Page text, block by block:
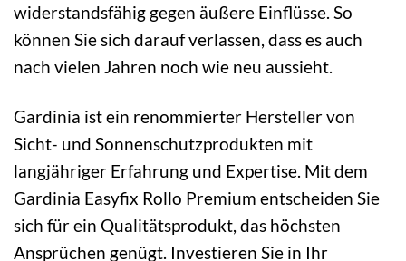
widerstandsfähig gegen äußere Einflüsse. So
können Sie sich darauf verlassen, dass es auch
nach vielen Jahren noch wie neu aussieht.
Gardinia ist ein renommierter Hersteller von
Sicht- und Sonnenschutzprodukten mit
langjähriger Erfahrung und Expertise. Mit dem
Gardinia Easyfix Rollo Premium entscheiden Sie
sich für ein Qualitätsprodukt, das höchsten
Ansprüchen genügt. Investieren Sie in Ihr